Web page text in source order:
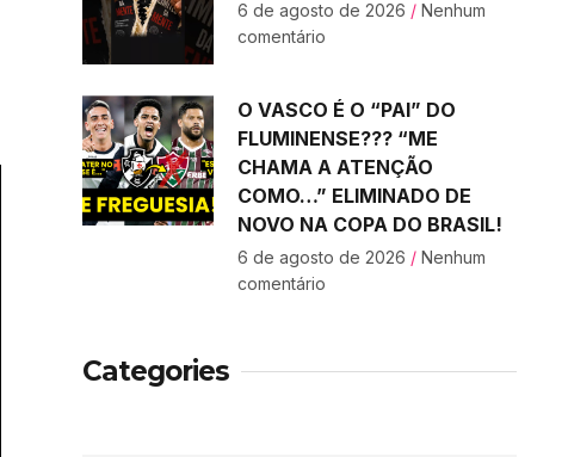
6 de agosto de 2026 Nenhum
comentário
O VASCO É O “PAI” DO
FLUMINENSE??? “ME
CHAMA A ATENÇÃO
COMO…” ELIMINADO DE
NOVO NA COPA DO BRASIL!
6 de agosto de 2026 Nenhum
comentário
Categories